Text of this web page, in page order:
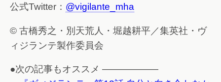
公式Twitter： @vigilante_mha
© 古橋秀之・別天荒人・堀越耕平／集英社・ヴ
ィジランテ製作委員会
●次の記事もオススメ ——————